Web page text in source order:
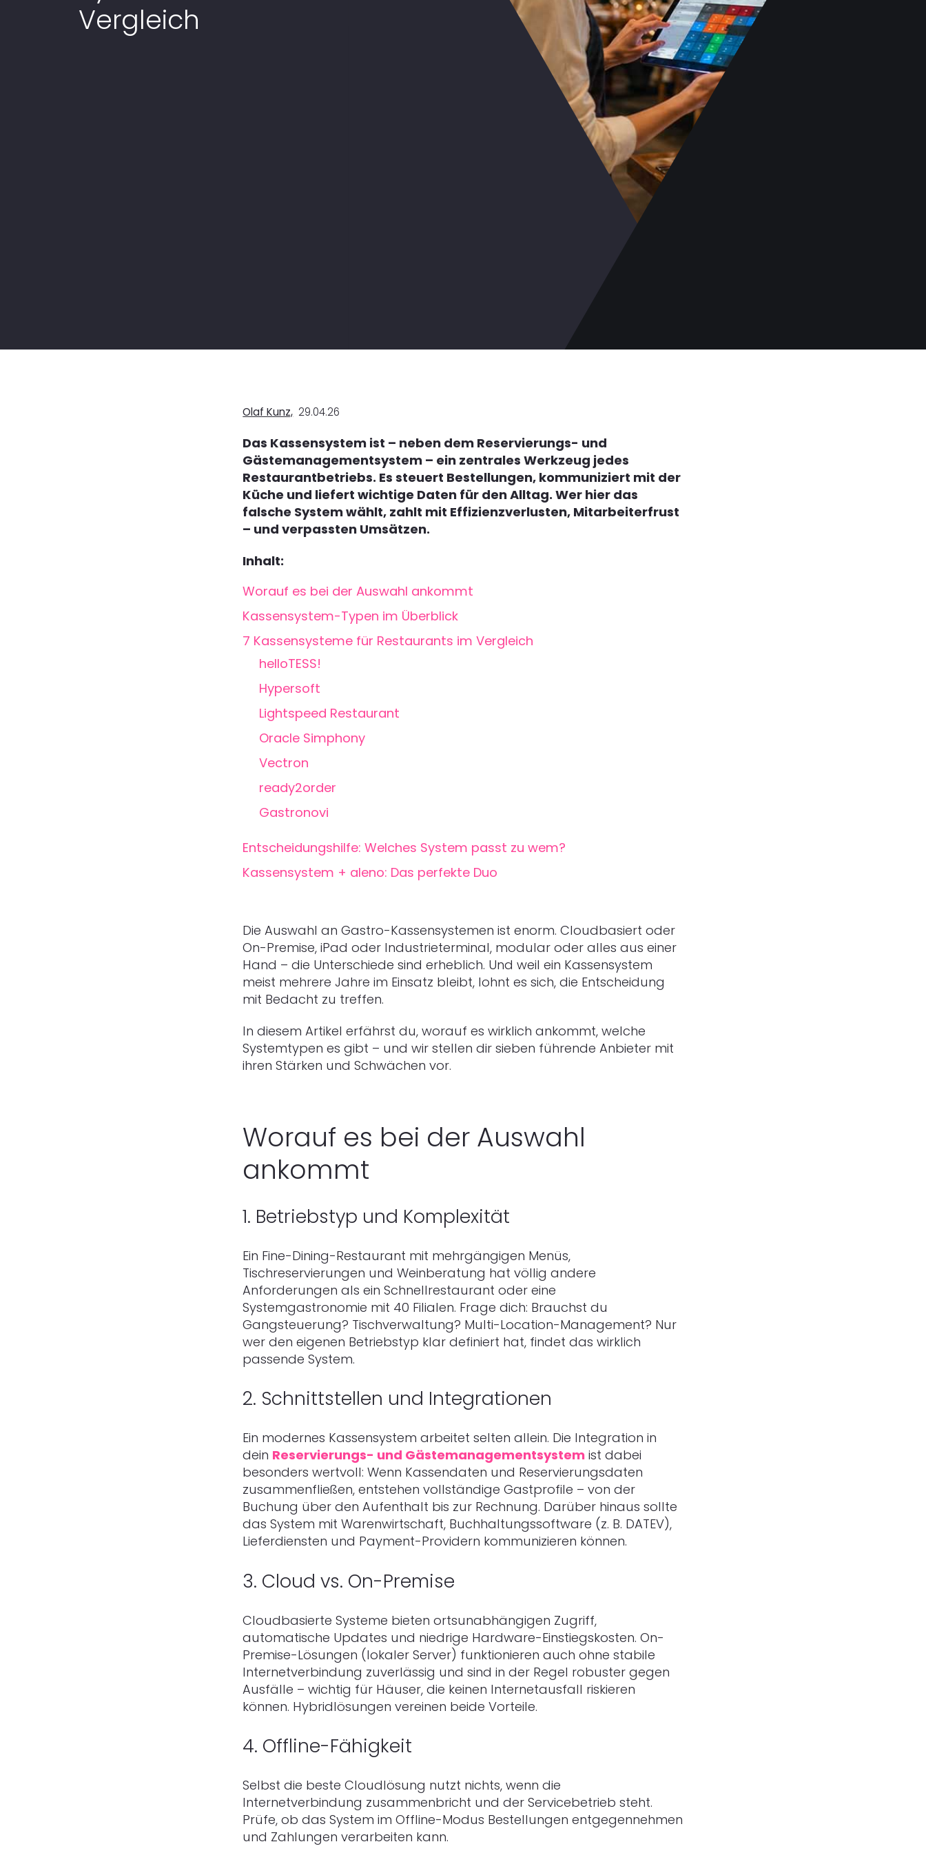
Vergleich
Olaf Kunz, 29.04.26
Das Kassensystem ist – neben dem Reservierungs- und
Gästemanagementsystem – ein zentrales Werkzeug jedes
Restaurantbetriebs. Es steuert Bestellungen, kommuniziert mit der
Küche und liefert wichtige Daten für den Alltag. Wer hier das
falsche System wählt, zahlt mit Effizienzverlusten, Mitarbeiterfrust
– und verpassten Umsätzen.
Inhalt:
Worauf es bei der Auswahl ankommt
Kassensystem-Typen im Überblick
7 Kassensysteme für Restaurants im Vergleich
helloTESS!
Hypersoft
Lightspeed Restaurant
Oracle Simphony
Vectron
ready2order
Gastronovi
Entscheidungshilfe: Welches System passt zu wem?
Kassensystem + aleno: Das perfekte Duo
Die Auswahl an Gastro-Kassensystemen ist enorm. Cloudbasiert oder
On-Premise, iPad oder Industrieterminal, modular oder alles aus einer
Hand – die Unterschiede sind erheblich. Und weil ein Kassensystem
meist mehrere Jahre im Einsatz bleibt, lohnt es sich, die Entscheidung
mit Bedacht zu treffen.
In diesem Artikel erfährst du, worauf es wirklich ankommt, welche
Systemtypen es gibt – und wir stellen dir sieben führende Anbieter mit
ihren Stärken und Schwächen vor.
Worauf es bei der Auswahl
ankommt
1. Betriebstyp und Komplexität
Ein Fine-Dining-Restaurant mit mehrgängigen Menüs,
Tischreservierungen und Weinberatung hat völlig andere
Anforderungen als ein Schnellrestaurant oder eine
Systemgastronomie mit 40 Filialen. Frage dich: Brauchst du
Gangsteuerung? Tischverwaltung? Multi-Location-Management? Nur
wer den eigenen Betriebstyp klar definiert hat, findet das wirklich
passende System.
2. Schnittstellen und Integrationen
Ein modernes Kassensystem arbeitet selten allein. Die Integration in
dein Reservierungs- und Gästemanagementsystem ist dabei
besonders wertvoll: Wenn Kassendaten und Reservierungsdaten
zusammenfließen, entstehen vollständige Gastprofile – von der
Buchung über den Aufenthalt bis zur Rechnung. Darüber hinaus sollte
das System mit Warenwirtschaft, Buchhaltungssoftware (z. B. DATEV),
Lieferdiensten und Payment-Providern kommunizieren können.
3. Cloud vs. On-Premise
Cloudbasierte Systeme bieten ortsunabhängigen Zugriff,
automatische Updates und niedrige Hardware-Einstiegskosten. On-
Premise-Lösungen (lokaler Server) funktionieren auch ohne stabile
Internetverbindung zuverlässig und sind in der Regel robuster gegen
Ausfälle – wichtig für Häuser, die keinen Internetausfall riskieren
können. Hybridlösungen vereinen beide Vorteile.
4. Offline-Fähigkeit
Selbst die beste Cloudlösung nutzt nichts, wenn die
Internetverbindung zusammenbricht und der Servicebetrieb steht.
Prüfe, ob das System im Offline-Modus Bestellungen entgegennehmen
und Zahlungen verarbeiten kann.